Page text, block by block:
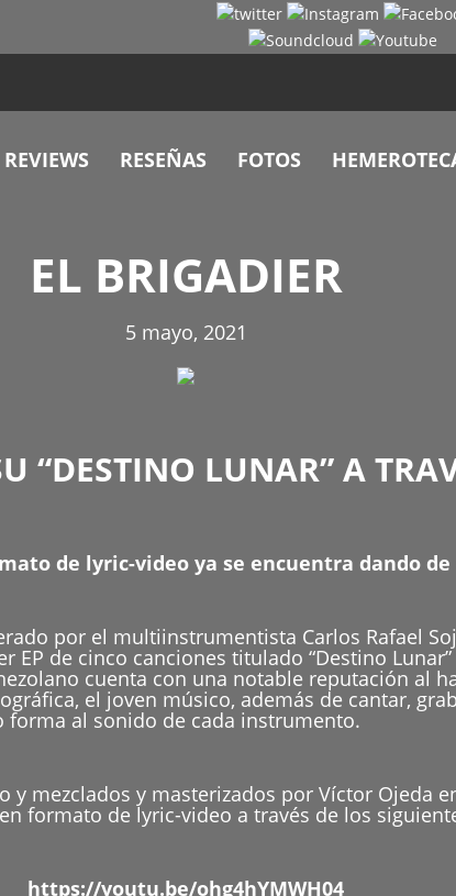
REVIEWS RESEÑAS FOTOS
EL BRIGADIER
5 mayo, 2021
“DESTINO LUNAR” A
de lyric-video ya se encuentra dando
por el multiinstrumentista Carlos Rafael
de cinco canciones titulado “Destino
cuenta con una notable reputación al
el joven músico, además de cantar,
al sonido de cada instrumento.
mezclados y masterizados por Víctor Ojeda
formato de lyric-video a través de los
https://youtu.be/ohg4hYMWH04